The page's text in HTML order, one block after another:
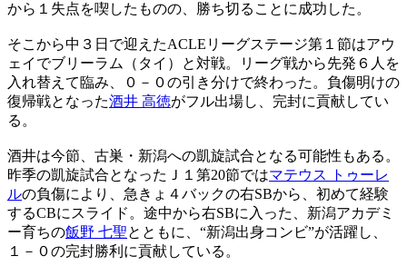
から１失点を喫したものの、勝ち切ることに成功した。
そこから中３日で迎えたACLEリーグステージ第１節はアウ
ェイでブリーラム（タイ）と対戦。リーグ戦から先発６人を
入れ替えて臨み、０－０の引き分けで終わった。負傷明けの
復帰戦となった酒井 高徳がフル出場し、完封に貢献してい
る。
酒井は今節、古巣・新潟への凱旋試合となる可能性もある。
昨季の凱旋試合となったＪ１第20節ではマテウス トゥーレ
ルの負傷により、急きょ４バックの右SBから、初めて経験
するCBにスライド。途中から右SBに入った、新潟アカデミ
ー育ちの飯野 七聖とともに、“新潟出身コンビ”が活躍し、
１－０の完封勝利に貢献している。